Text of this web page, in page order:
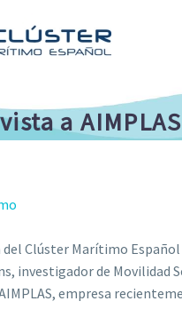
a AIMPLAS
Clúster Marítimo
investigador de Movilidad
empresa